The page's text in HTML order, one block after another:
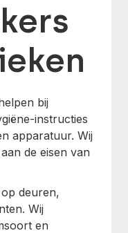
bij
instructies
apparatuur. Wij
de eisen van
deuren,
Wij
en